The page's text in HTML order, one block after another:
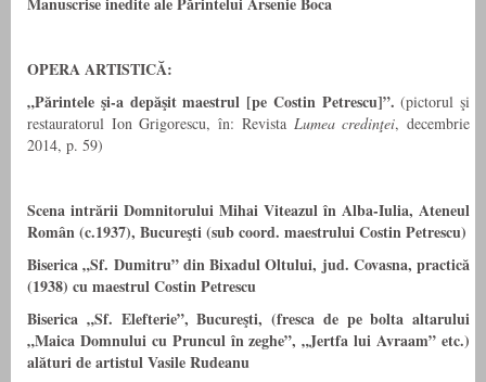
OPERA ARTISTICĂ:
„Părintele şi-a depăşit maestrul [pe Costin Petrescu]”.(pictorul şi
restauratorul Ion Grigorescu, în: Revista Lumea credinţei, decembrie
2014, p. 59)
Scena intrării Domnitorului Mihai Viteazul în Alba-Iulia, Ateneul
Român (c.1937), Bucureşti (sub coord. maestrului Costin Petrescu)
Biserica „Sf. Dumitru” din Bixadul Oltului, jud. Covasna, practică
(1938) cu maestrul Costin Petrescu
Biserica „Sf. Elefterie”, Bucureşti, (fresca de pe bolta altarului
„Maica Domnului cu Pruncul în zeghe”, „Jertfa lui Avraam” etc.)
alături de artistul Vasile Rudeanu